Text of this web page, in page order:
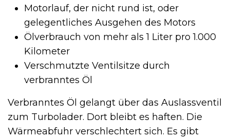
Motorlauf, der nicht rund ist, oder
gelegentliches Ausgehen des Motors
Ölverbrauch von mehr als 1 Liter pro 1.000
Kilometer
Verschmutzte Ventilsitze durch
verbranntes Öl
Verbranntes Öl gelangt über das Auslassventil
zum Turbolader. Dort bleibt es haften. Die
Wärmeabfuhr verschlechtert sich. Es gibt